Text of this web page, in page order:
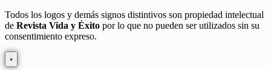
Todos los logos y demás signos distintivos son propiedad intelectual
de Revista Vida y Éxito por lo que no pueden ser utilizados sin su
consentimiento expreso.
×